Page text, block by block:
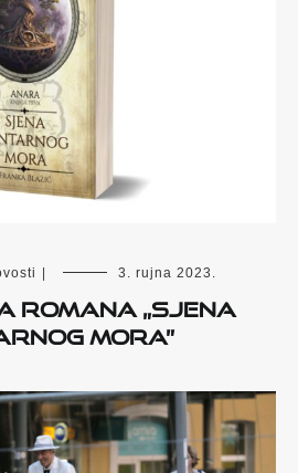
| 3. rujna 2023.
romana „Sjena
mora”